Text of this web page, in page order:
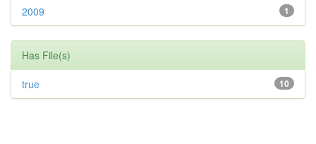
1
2009
Has File(s)
10
true